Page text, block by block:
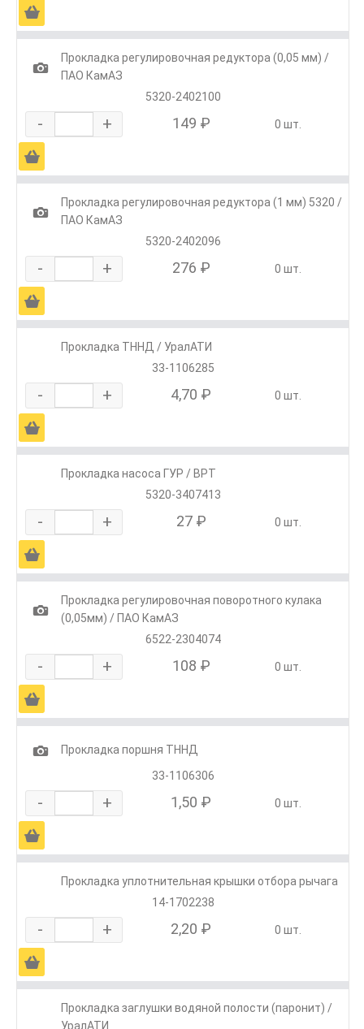
Ä
1
Прокладка регулировочная редуктора (0,05 мм) /
ПАО КамАЗ
5320-2402100
- + 149 ₽ 0 шт.
Ä
1
Прокладка регулировочная редуктора (1 мм) 5320 /
ПАО КамАЗ
5320-2402096
- + 276 ₽ 0 шт.
Ä
Прокладка ТННД / УралАТИ
33-1106285
- + 4,70 ₽ 0 шт.
Ä
Прокладка насоса ГУР / ВРТ
5320-3407413
- + 27 ₽ 0 шт.
Ä
1
Прокладка регулировочная поворотного кулака
(0,05мм) / ПАО КамАЗ
6522-2304074
- + 108 ₽ 0 шт.
Ä
1
Прокладка поршня ТННД
33-1106306
- + 1,50 ₽ 0 шт.
Ä
Прокладка уплотнительная крышки отбора рычага
14-1702238
- + 2,20 ₽ 0 шт.
Ä
Прокладка заглушки водяной полости (паронит) /
УралАТИ